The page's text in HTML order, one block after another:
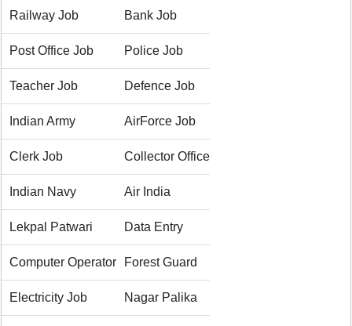
Railway Job Bank Job
Post Office Job Police Job
Teacher Job Defence Job
Indian Army AirForce Job
Clerk Job Collector Office
Indian Navy Air India
Lekpal Patwari Data Entry
Computer Operator Forest Guard
Electricity Job Nagar Palika